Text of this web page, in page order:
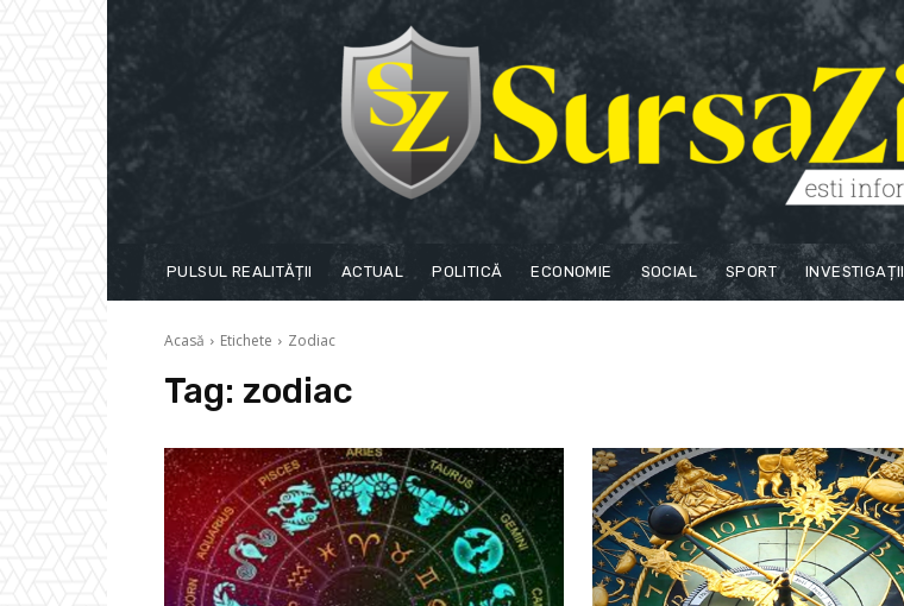
PULSUL REALITĂȚII ACTUAL POLITICĂ ECONOMIE SOCIAL SPORT INVESTIGAȚII
Acasă Etichete Zodiac
Tag: zodiac